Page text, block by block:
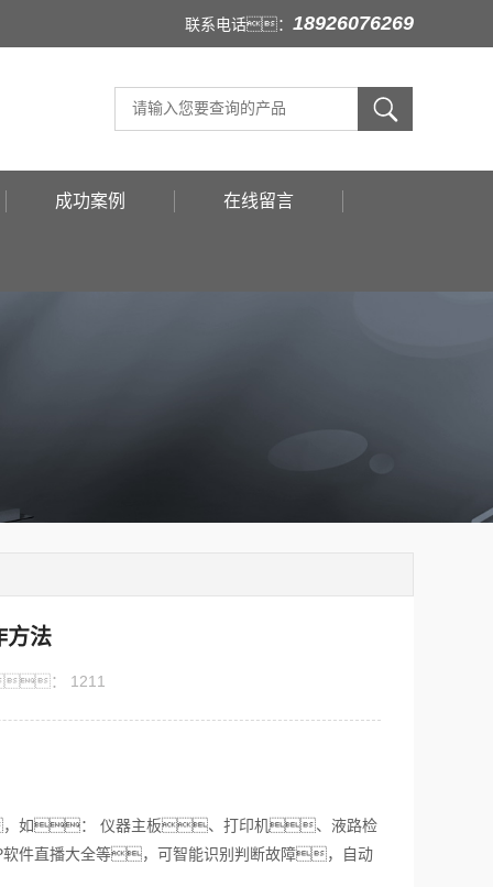
联系电话： 18926076269
成功案例 在线留言
方法
： 1211
，如： 仪器主板、打印机、液路检
件直播大全等，可智能识别判断故障，自动